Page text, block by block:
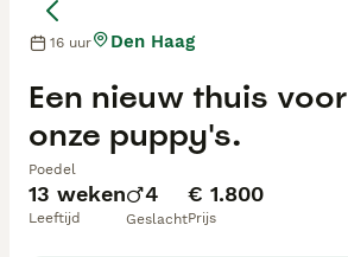
13 weken
Leeftijd
4
Geslacht
€ 1.800
Prijs
Een nieuw thuis voor
onze puppy's.
Poedel
16 uur Den Haag